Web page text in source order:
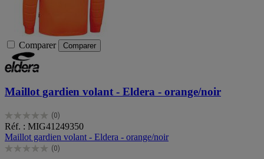
Comparer Comparer
Maillot gardien volant - Eldera - orange/noir
(0)
0.0
sur
5
étoiles.
Réf. : MIG41249350
Maillot gardien volant - Eldera - orange/noir
(0)
0.0